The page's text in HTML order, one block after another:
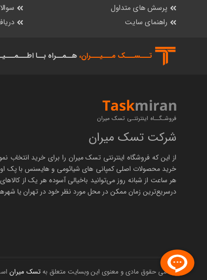
پرسش های متداول
راهنمای سایت
تـــســـک‌ مـــیـــران، هــمــراه بــا
فروشـگــاه اینترنتـی تسک میران
شرکت تسک میران
از این که فروشگاه اینترنتی تسک میران را برای خرید انتخاب
خرید محصولات اصلی کمپانی های شیائومی و هایسنس با پک
هر ساعت از شبانه روز می‌توانید باخیالی آسوده هر یک از
درسریع‌ترین زمان ممکن در محل مورد نظر خود در تهران یا
تمامی حقوق مادی و معنوی این وبسایت متعلق بهتسک میران